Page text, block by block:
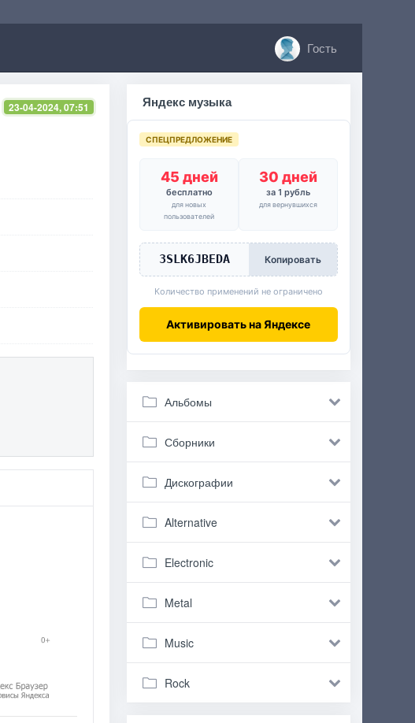
Гость
23-04-2024, 07:51 Яндекс музыка
СПЕЦПРЕДЛОЖЕНИЕ
45 дней
бесплатно
для новых
пользователей
30 дней
за 1 рубль
для вернувшихся
3SLK6JBEDA Копировать
Количество применений не ограничено
Активировать на Яндексе
Альбомы
Сборники
Дискографии
Alternative
Electronic
Metal
Music
Rock